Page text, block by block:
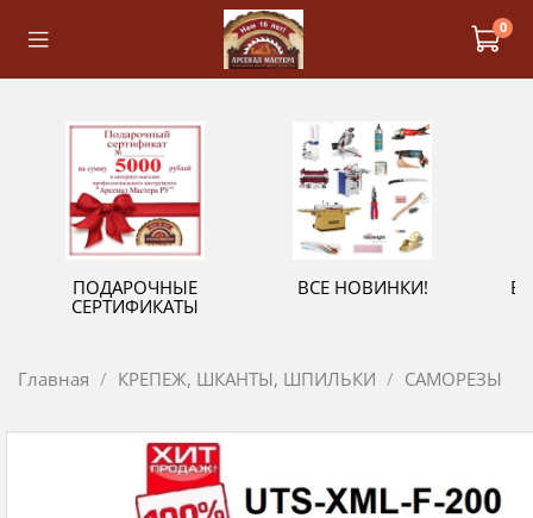
0
ПОДАРОЧНЫЕ
СЕРТИФИКАТЫ
ВСЕ НОВИНКИ!
Главная КРЕПЕЖ, ШКАНТЫ, ШПИЛЬКИ САМОРЕЗЫ